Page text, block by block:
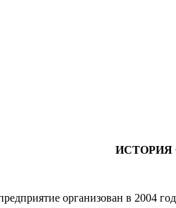
ИСТОРИЯ
организован в 2004